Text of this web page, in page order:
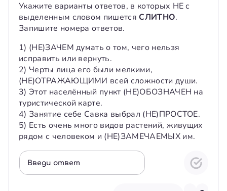
Укажите варианты ответов, в которых НЕ с
выделенным словом пишетсяСЛИТНО.
Запишите номера ответов.
1) (НЕ)ЗАЧЕМ думать о том, чего нельзя
исправить или вернуть.
2) Черты лица его были мелкими,
(НЕ)ОТРАЖАЮЩИМИ всей сложности души.
3) Этот населённый пункт (НЕ)ОБОЗНАЧЕН на
туристической карте.
4) Занятие себе Савка выбрал (НЕ)ПРОСТОЕ.
5) Есть очень много видов растений, живущих
рядом с человеком и (НЕ)ЗАМЕЧАЕМЫХ им.
Введи ответ